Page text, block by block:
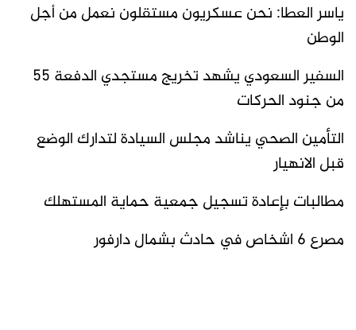
ياسر العطا: نحن عسكريون مستقلون نعمل من أجل
الوطن
السفير السعودي يشهد تخريج مستجدي الدفعة 55
من جنود الحركات
التأمين الصحي يناشد مجلس السيادة لتدارك الوضع
قبل الانهيار
مطالبات بإعادة تسجيل جمعية حماية المستهلك
مصرع 6 اشخاص في حادث بشمال دارفور